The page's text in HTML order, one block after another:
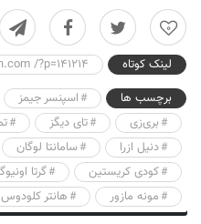
0
لینک کوتاه
/?p=141214
برچسب ها
اسپنسر جیمز
بری‌زی
تای دیگز
دنیل ازرا
سامانتا لوگان
کودی کریستین
گرتا
مونه مازور
هانتر کلودوس